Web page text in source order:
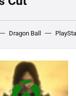
Dragon Ball